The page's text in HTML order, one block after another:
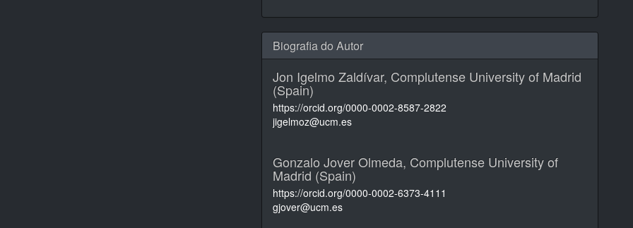
Biografia do Autor
Jon Igelmo Zaldívar, Complutense University of Madrid
(Spain)
https://orcid.org/0000-0002-8587-2822
jigelmoz@ucm.es
Gonzalo Jover Olmeda, Complutense University of
Madrid (Spain)
https://orcid.org/0000-0002-6373-4111
gjover@ucm.es